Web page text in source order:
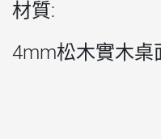
材質:
4mm松木實木桌